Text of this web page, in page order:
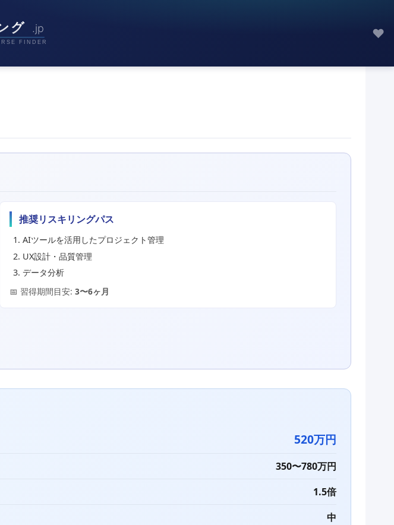
♥
推奨リスキリングパス
AIツールを活用したプロジェクト管理
UX設計・品質管理
データ分析
📅 習得期間目安: 3〜6ヶ月
520万円
350〜780万円
1.5倍
中